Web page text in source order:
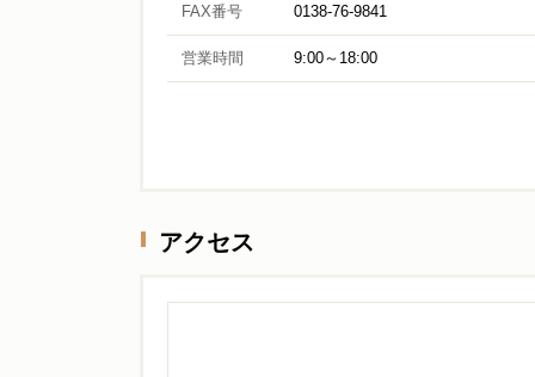
FAX番号 0138-76-9841
営業時間 9:00～18:00
アクセス